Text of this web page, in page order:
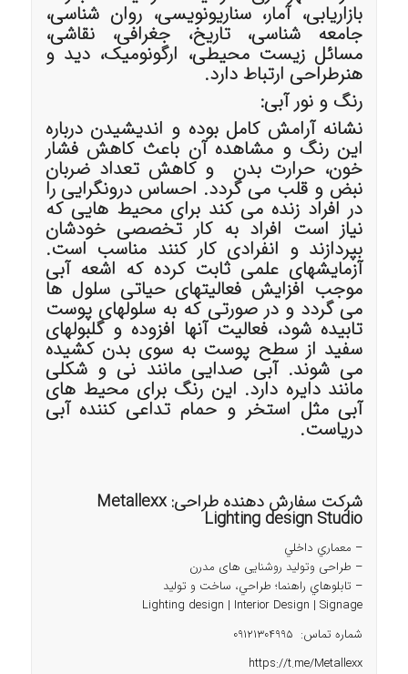
بازاریابی، آمار، سناریونویسی، روان شناسی،
جامعه شناسی، تاریخ، جغرافی، نقاشی،
مسائل زیست محیطی، ارگونومیک، دید و
هنرطراحی ارتباط دارد.
رنگ و نور آبی:
نشانه آرامش کامل بوده و اندیشیدن درباره
این رنگ و مشاهده آن باعث کاهش فشار
خون، حرارت بدن و کاهش تعداد ضربان
نبض و قلب می گردد. احساس درونگرایی را
در افراد زنده می کند برای محیط هایی که
نیاز است افراد به کار تخصصی خودشان
بپردازند و انفرادی کار کنند مناسب است.
آزمایشهای علمی ثابت کرده که اشعه آبی
موجب افزایش فعالیتهای حیاتی سلول ها
می گردد و در صورتی که به سلولهای پوست
تابیده شود، فعالیت آنها افزوده و گلبولهای
سفید از سطح پوست به سوی بدن کشیده
می شوند. آبی صدایی مانند نی و شکلی
مانند دایره دارد. این رنگ برای محیط های
آبی مثل استخر و حمام تداعی کننده آبی
دریاست.
شرکت سفارش دهنده طراحی: Metallexx
Lighting design Studio
– معماري داخلي
– طراحی وتوليد روشنایی های مدرن
– تابلوهاي راهنما؛ طراحي، ساخت و توليد
Lighting design | Interior Design | Signage
شماره تماس: 09121304995
https://t.me/Metallexx